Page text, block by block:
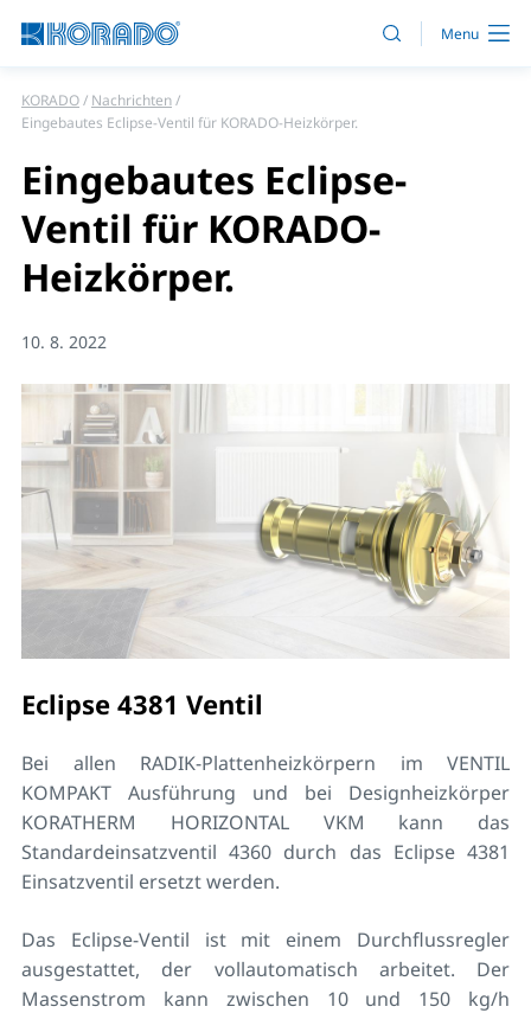
KORADO
Nachrichten
Eingebautes Eclipse-Ventil für KORADO-Heizkörper.
Eingebautes Eclipse-
Ventil für KORADO-
Heizkörper.
10. 8. 2022
Eclipse 4381 Ventil
Bei allen RADIK-Plattenheizkörpern im VENTIL
KOMPAKT Ausführung und bei Designheizkörper
KORATHERM HORIZONTAL VKM kann das
Standardeinsatzventil 4360 durch das Eclipse 4381
Einsatzventil ersetzt werden.
Das Eclipse-Ventil ist mit einem Durchflussregler
ausgestattet, der vollautomatisch arbeitet. Der
Massenstrom kann zwischen 10 und 150 kg/h